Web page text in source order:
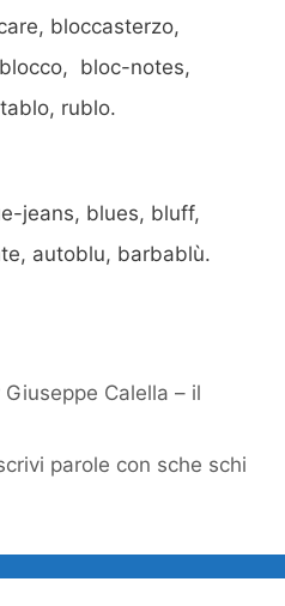
bloccasterzo,
bloc-notes,
rublo.
jeans, blues, bluff,
autoblu, barbablù.
Calella – il
parole con sche schi